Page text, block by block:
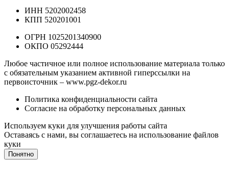
ИНН 5202002458
КПП 520201001
ОГРН 1025201340900
ОКПО 05292444
Любое частичное или полное использование материала только
с обязательным указанием активной гиперссылки на
первоисточник – www.pgz-dekor.ru
Политика конфиденциальности сайта
Согласие на обработку персональных данных
Используем куки для улучшения работы сайта
Оставаясь с нами, вы соглашаетесь на использование файлов
куки
Понятно